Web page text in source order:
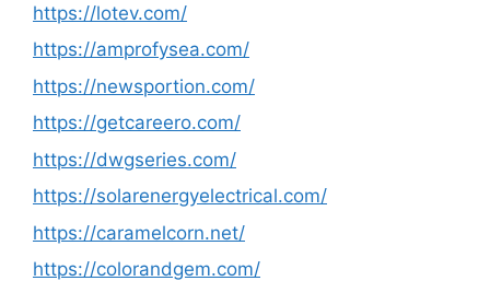
https://lotev.com/
https://amprofysea.com/
https://newsportion.com/
https://getcareero.com/
https://dwgseries.com/
https://solarenergyelectrical.com/
https://caramelcorn.net/
https://colorandgem.com/